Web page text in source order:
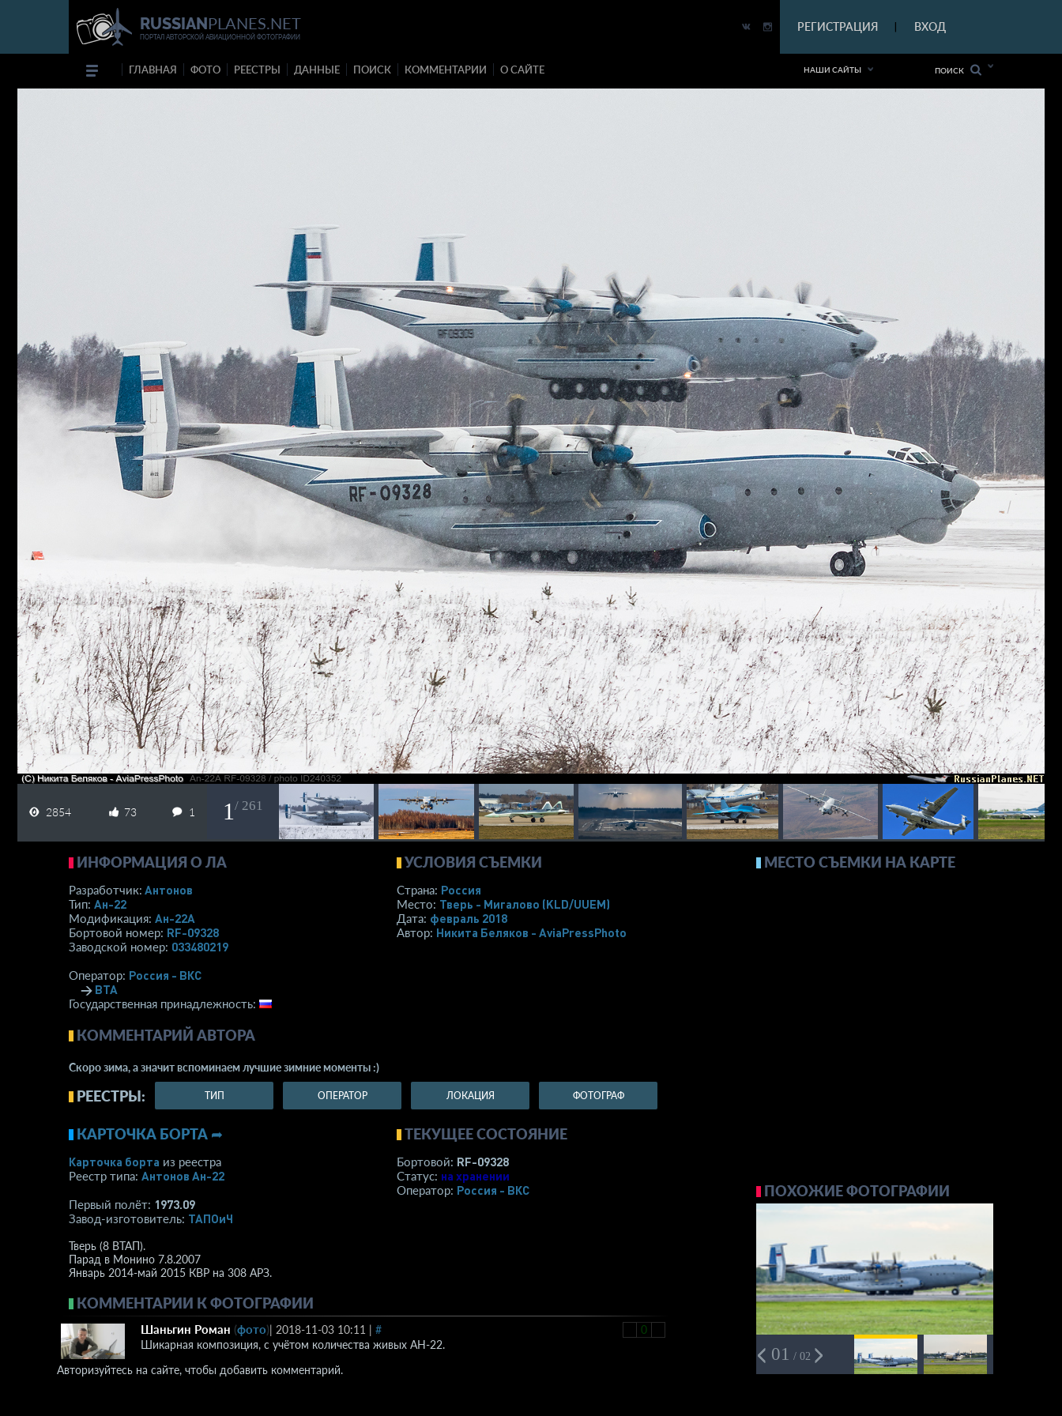
RUSSIANPLANES.NET
ПОРТАЛ АВТОРСКОЙ АВИАЦИОННОЙ ФОТОГРАФИИ
РЕГИСТРАЦИЯ ВХОД
ГЛАВНАЯ ФОТО РЕЕСТРЫ ДАННЫЕ ПОИСК КОММЕНТАРИИ О САЙТЕ НАШИ САЙТЫ ПОИСК
2854 73 1 1 / 261
ИНФОРМАЦИЯ О ЛА
Разработчик: Антонов
Тип: Ан-22
Модификация: Ан-22А
Бортовой номер: RF-09328
Заводской номер: 033480219
Оператор: Россия - ВКС
→ ВТА
Государственная принадлежность:
УСЛОВИЯ СЪЕМКИ
Страна: Россия
Место: Тверь - Мигалово (KLD/UUEM)
Дата: февраль 2018
Автор: Никита Беляков - AviaPressPhoto
КОММЕНТАРИЙ АВТОРА
Скоро зима, а значит вспоминаем лучшие зимние моменты :)
РЕЕСТРЫ: ТИП ОПЕРАТОР ЛОКАЦИЯ ФОТОГРАФ
КАРТОЧКА БОРТА ➦
Карточка борта из реестра
Реестр типа: Антонов Ан-22
Первый полёт: 1973.09
Завод-изготовитель: ТАПОиЧ
ТЕКУЩЕЕ СОСТОЯНИЕ
Бортовой: RF-09328
Статус: на хранении
Оператор: Россия - ВКС
Тверь (8 ВТАП).
Парад в Монино 7.8.2007
Январь 2014-май 2015 КВР на 308 АРЗ.
КОММЕНТАРИИ К ФОТОГРАФИИ
0
Шаньгин Роман (фото)| 2018-11-03 10:11 | #
Шикарная композиция, с учётом количества живых АН-22.
Авторизуйтесь на сайте, чтобы добавить комментарий.
МЕСТО СЪЕМКИ НА КАРТЕ
ПОХОЖИЕ ФОТОГРАФИИ
01 / 02